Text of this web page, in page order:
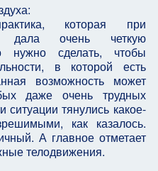
которая при
дала очень четкую
сделать, чтобы
в которой есть
возможность может
даже очень трудных
ситуации тянулись какое-
как казалось.
А главное отметает
телодвижения.